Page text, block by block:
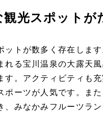
光スポットが
ットが数多く存在しま
れる宝川温泉の大露天
す。アクティビティも
ポーツが人気です。ま
、みなかみフルーツラ